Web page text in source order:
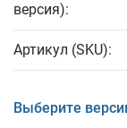
версия):
Артикул (SKU):
Выберите